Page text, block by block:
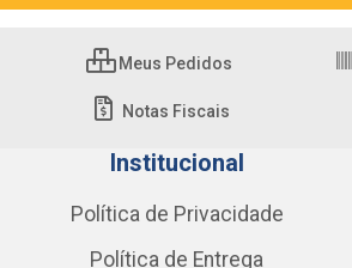
Meus Pedidos
Notas Fiscais
Institucional
Política de Privacidade
Política de Entrega